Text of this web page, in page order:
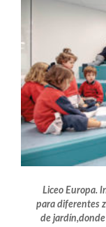
Liceo Europa.
para diferentes
de